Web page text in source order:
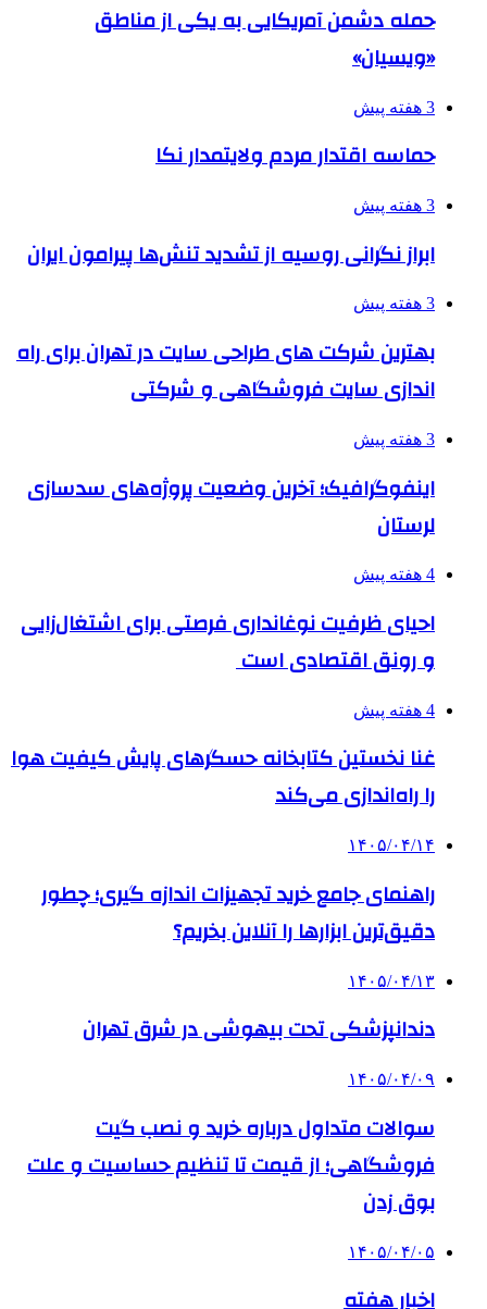
حمله دشمن آمریکایی به یکی از مناطق
«ویسیان»
3 هفته پیش
حماسه اقتدار مردم ولایتمدار نکا
3 هفته پیش
ابراز نگرانی روسیه از تشدید تنش‌ها پیرامون ایران
3 هفته پیش
بهترین شرکت های طراحی سایت در تهران برای راه
اندازی سایت فروشگاهی و شرکتی
3 هفته پیش
اینفوگرافیک؛ آخرین وضعیت پروژه‌های سدسازی
لرستان
4 هفته پیش
احیای ظرفیت نوغانداری فرصتی برای اشتغال‌زایی
و رونق اقتصادی است
4 هفته پیش
غنا نخستین کتابخانه حسگرهای پایش کیفیت هوا
را راه‌اندازی می‌کند
۱۴۰۵/۰۴/۱۴
راهنمای جامع خرید تجهیزات اندازه گیری؛ چطور
دقیق‌ترین ابزارها را آنلاین بخریم؟
۱۴۰۵/۰۴/۱۳
دندانپزشکی تحت بیهوشی در شرق تهران
۱۴۰۵/۰۴/۰۹
سوالات متداول درباره خرید و نصب گیت
فروشگاهی؛ از قیمت تا تنظیم حساسیت و علت
بوق زدن
۱۴۰۵/۰۴/۰۵
اخبار هفته